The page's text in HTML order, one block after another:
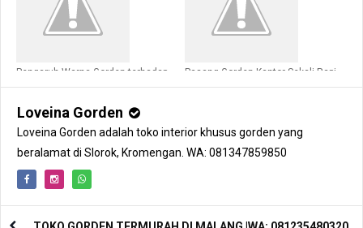
Pengaruh Warna Gorden terhadap
Pasang Gorden Kantor Sekali Rapi
Loveina Gorden
Loveina Gorden adalah toko interior khusus gorden yang
beralamat di Slorok, Kromengan. WA: 081347859850